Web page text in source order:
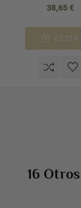
38,65 €
CESTA
16